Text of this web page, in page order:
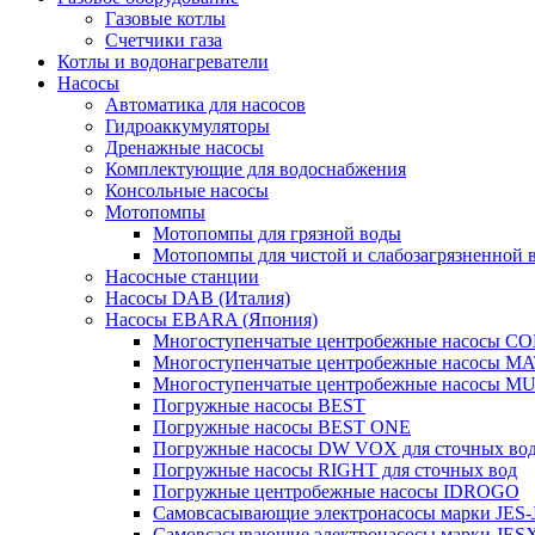
Газовые котлы
Счетчики газа
Котлы и водонагреватели
Насосы
Автоматика для насосов
Гидроаккумуляторы
Дренажные насосы
Комплектующие для водоснабжения
Консольные насосы
Мотопомпы
Мотопомпы для грязной воды
Мотопомпы для чистой и слабозагрязненной
Насосные станции
Насосы DAB (Италия)
Насосы EBARA (Япония)
Многоступенчатые центробежные насосы
Многоступенчатые центробежные насосы
Многоступенчатые центробежные насосы
Погружные насосы BEST
Погружные насосы BEST ONE
Погружные насосы DW VOX для сточных
Погружные насосы RIGHT для сточных вод
Погружные центробежные насосы IDROGO
Самовсасывающие электронасосы марки JES-